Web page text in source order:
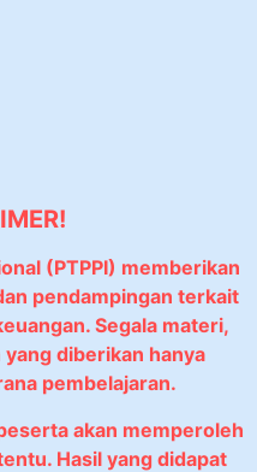
(PTPPI) memberikan
pendampingan terkait
Segala materi,
diberikan hanya
pembelajaran.
akan memperoleh
Hasil yang didapat